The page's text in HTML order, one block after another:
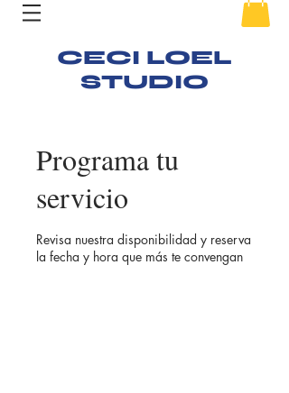
CECI LOEL
STUDIO
Programa tu
servicio
Revisa nuestra disponibilidad y reserva
la fecha y hora que más te convengan